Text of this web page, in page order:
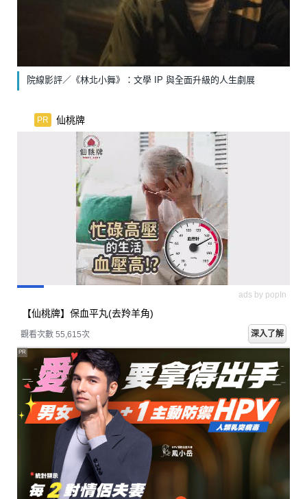
院線影評／《林北小舞》：文學 IP 與全面升級的人生劇展
PR 仙桃牌
ads by popIn
【仙桃牌】保血平丸(去羚羊角)
觀看次數 55,615次 深入了解
PR